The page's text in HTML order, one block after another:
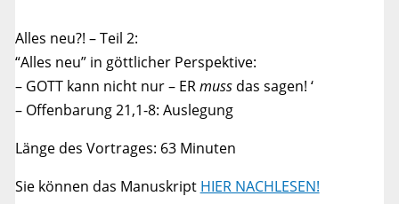
Alles neu?! – Teil 2:
“Alles neu” in göttlicher Perspektive:
– GOTT kann nicht nur – ERmussdas sagen! ‘
– Offenbarung 21,1-8: Auslegung
Länge des Vortrages: 63 Minuten
Sie können das Manuskript HIER NACHLESEN!